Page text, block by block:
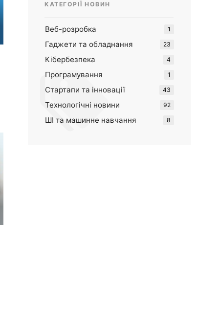
КАТЕГОРІЇ НОВИН
Веб-розробка 1
Гаджети та обладнання 23
Кібербезпека 4
Програмування 1
Стартапи та інновації 43
Технологічні новини 92
ШІ та машинне навчання 8